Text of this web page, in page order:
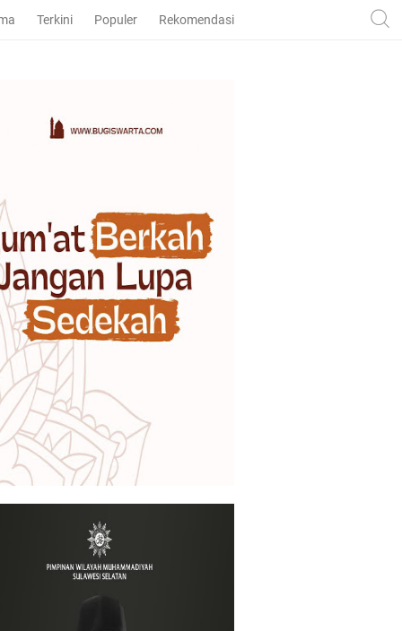
Terkini Populer Rekomendasi